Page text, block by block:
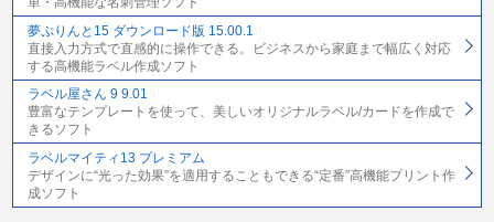
夢ぷりんと15 ダウンロード版 15.00.1
直接入力方式で直感的に操作できる。ビジネスから家庭まで幅広く対応
する高機能ラベル作成ソフト
ラベル屋さん 9 9.01
豊富なテンプレートを使って、美しいオリジナルラベル/カードを作成で
きるソフト
ラベルマイティ13 プレミアム
デザインに“光った効果”を適用することもできる“定番”高機能プリント作
成ソフト